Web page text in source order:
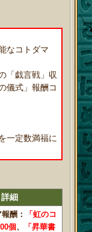
なコトダマ
「戯言戦」収
儀式」報酬コ
一定数満福に
詳細
酬：
「虹のコ
個 、
「昇華書